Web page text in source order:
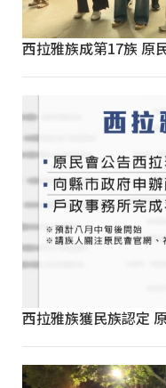
西拉雅族成第17族 原
西拉雅族獲民族認定